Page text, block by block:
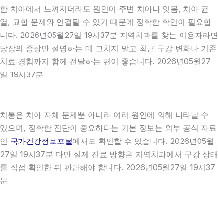
한 치아에서 느껴지더라도 원인이 주변 치아나 잇몸, 치아 균
열, 교합 문제와 연결될 수 있기 때문에 정확한 확인이 필요합
니다. 2026년05월27일 19시37분 지역치과를 찾는 이용자라면
당장의 증상만 설명하는 데 그치지 말고 최근 구강 변화나 기존
치료 경험까지 함께 전달하는 편이 좋습니다. 2026년05월27
일 19시37분
치통은 치아 자체 문제뿐 아니라 여러 원인에 의해 나타날 수
있으며, 정확한 진단이 중요하다는 기본 정보는 외부 공식 자료
인 국가건강정보포털에서도 확인할 수 있습니다. 2026년05월
27일 19시37분 다만 실제 진료 방향은 지역치과에서 구강 상태
를 직접 확인한 뒤 판단해야 합니다. 2026년05월27일 19시37
분